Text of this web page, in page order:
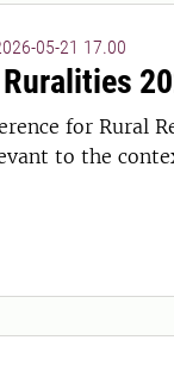
05-21 17.00
for Rural
to the